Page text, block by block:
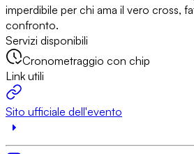
imperdibile per chi ama il vero cross,
confronto.
Servizi disponibili
Cronometraggio con chip
Link utili
Sito ufficiale dell'evento